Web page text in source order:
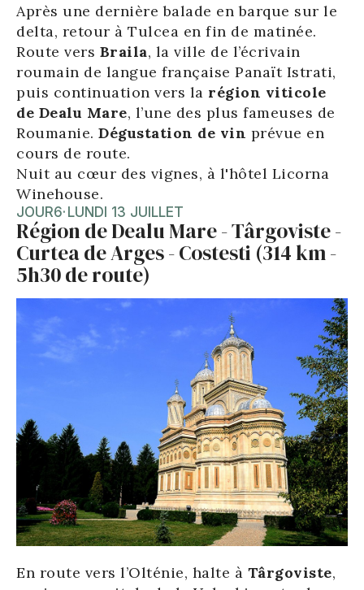
Après une dernière balade en barque sur le
delta, retour à Tulcea en fin de matinée.
Route vers Braila, la ville de l’écrivain
roumain de langue française Panaït Istrati,
puis continuation vers la région viticole
de Dealu Mare, l’une des plus fameuses de
Roumanie. Dégustation de vin prévue en
cours de route.
Nuit au cœur des vignes, à l'hôtel Licorna
Winehouse.
JOUR6· LUNDI 13 JUILLET
Région de Dealu Mare - Târgoviste -
Curtea de Arges - Costesti (314 km -
5h30 de route)
En route vers l’Olténie, halte à Târgoviste,